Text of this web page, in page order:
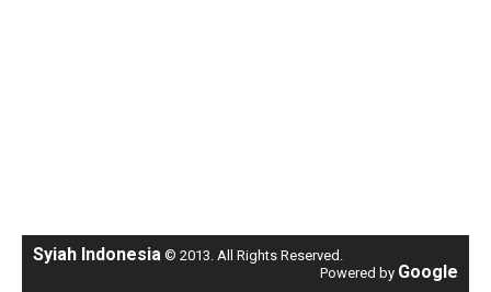
Syiah Indonesia © 2013. All Rights Reserved.
Powered by Google